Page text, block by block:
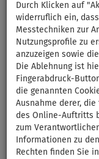
Durch Klicken auf
widerruflich ein,
Messtechniken zur
Nutzungsprofile zu
anzuzeigen sowie
Die Ablehnung ist
Fingerabdruck-
die genannten
Ausnahme derer,
des Online-Auftritts
zum
Informationen zu
Rechten finden Sie
Shorts
Größe: 40
BIS
-16 %
UNSER
TIPP
Previous